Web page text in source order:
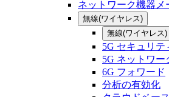
ネットワーク機器メ
無線(ワイヤレス)
無線(ワイヤレス)
5G セキュリテ
5G ネットワー
6G フォワード
分析の有効化